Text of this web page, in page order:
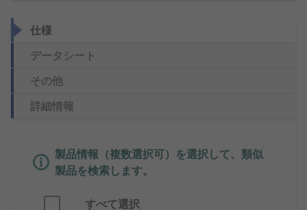
仕様
データシート
その他
詳細情報
製品情報（複数選択可）を選択して、類似
製品を検索します。
すべて選択